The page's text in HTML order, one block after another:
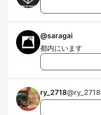
@saragai
都内にいます
ry_2718@ry_2718